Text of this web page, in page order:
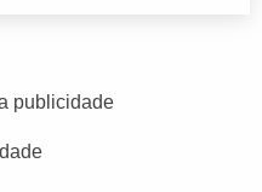
publicidade